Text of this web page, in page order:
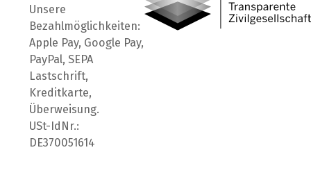
Unsere
Bezahlmöglichkeiten:
Apple Pay, Google Pay,
PayPal, SEPA
Lastschrift,
Kreditkarte,
Überweisung.
USt-IdNr.:
DE370051614